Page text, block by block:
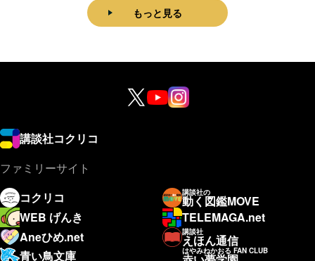
もっと見る
講談社コクリコ
ファミリーサイト
コクリコ
講談社の
動く図鑑MOVE
WEB げんき
TELEMAGA.net
Aneひめ.net
講談社
えほん通信
青い鳥文庫
はやみねかおる FAN CLUB